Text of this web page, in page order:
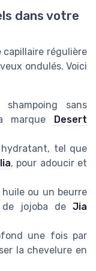
dans votre
régulière
ondulés. Voici
sans
marque Desert
hydratant, tel que
, pour adoucir et
ou un beurre
de jojoba de Jia
une fois par
la chevelure en